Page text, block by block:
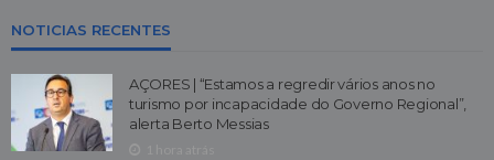
NOTICIAS RECENTES
AÇORES | “Estamos a regredir vários anos no
turismo por incapacidade do Governo Regional”,
alerta Berto Messias